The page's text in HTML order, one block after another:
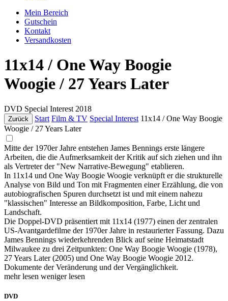
Mein Bereich
Gutschein
Kontakt
Versandkosten
11x14 / One Way Boogie
Woogie / 27 Years Later
DVD Special Interest 2018
Zurück Start Film & TV Special Interest 11x14 / One Way Boogie
Woogie / 27 Years Later
Mitte der 1970er Jahre entstehen James Bennings erste längere
Arbeiten, die die Aufmerksamkeit der Kritik auf sich ziehen und ihn
als Vertreter der "New Narrative-Bewegung" etablieren.
In 11x14 und One Way Boogie Woogie verknüpft er die strukturelle
Analyse von Bild und Ton mit Fragmenten einer Erzählung, die von
autobiografischen Spuren durchsetzt ist und mit einem nahezu
"klassischen" Interesse an Bildkomposition, Farbe, Licht und
Landschaft.
Die Doppel-DVD präsentiert mit 11x14 (1977) einen der zentralen
US-Avantgardefilme der 1970er Jahre in restaurierter Fassung. Dazu
James Bennings wiederkehrenden Blick auf seine Heimatstadt
Milwaukee zu drei Zeitpunkten: One Way Boogie Woogie (1978),
27 Years Later (2005) und One Way Boogie Woogie 2012.
Dokumente der Veränderung und der Vergänglichkeit.
mehr lesen weniger lesen
DVD